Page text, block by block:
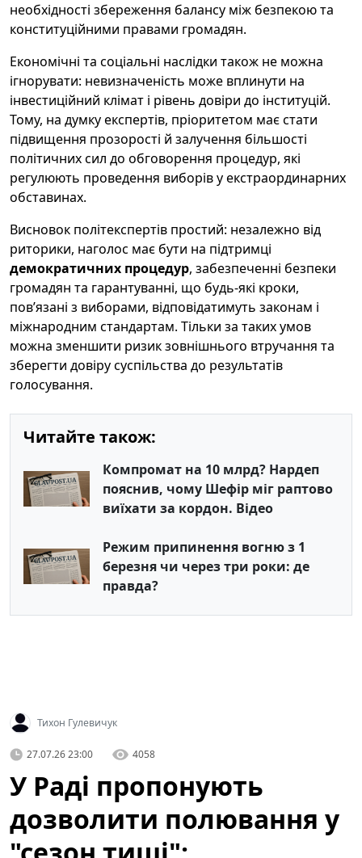
необхідності збереження балансу між безпекою та
конституційними правами громадян.
Економічні та соціальні наслідки також не можна
ігнорувати: невизначеність може вплинути на
інвестиційний клімат і рівень довіри до інституцій.
Тому, на думку експертів, пріоритетом має стати
підвищення прозорості й залучення більшості
політичних сил до обговорення процедур, які
регулюють проведення виборів у екстраординарних
обставинах.
Висновок політекспертів простий: незалежно від
риторики, наголос має бути на підтримці
демократичних процедур, забезпеченні безпеки
громадян та гарантуванні, що будь-які кроки,
пов’язані з виборами, відповідатимуть законам і
міжнародним стандартам. Тільки за таких умов
можна зменшити ризик зовнішнього втручання та
зберегти довіру суспільства до результатів
голосування.
Читайте також:
Компромат на 10 млрд? Нардеп
пояснив, чому Шефір міг раптово
виїхати за кордон. Відео
Режим припинення вогню з 1
березня чи через три роки: де
правда?
Тихон Гулевичук
27.07.26 23:00 4058
У Раді пропонують
дозволити полювання у